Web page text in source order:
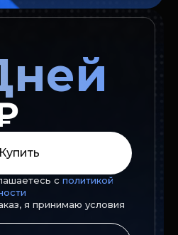
Купить
с политикой
я принимаю условия